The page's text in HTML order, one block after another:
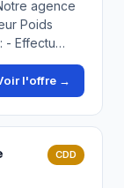
agence
Poids
- Effectu…
l'offre →
CDD